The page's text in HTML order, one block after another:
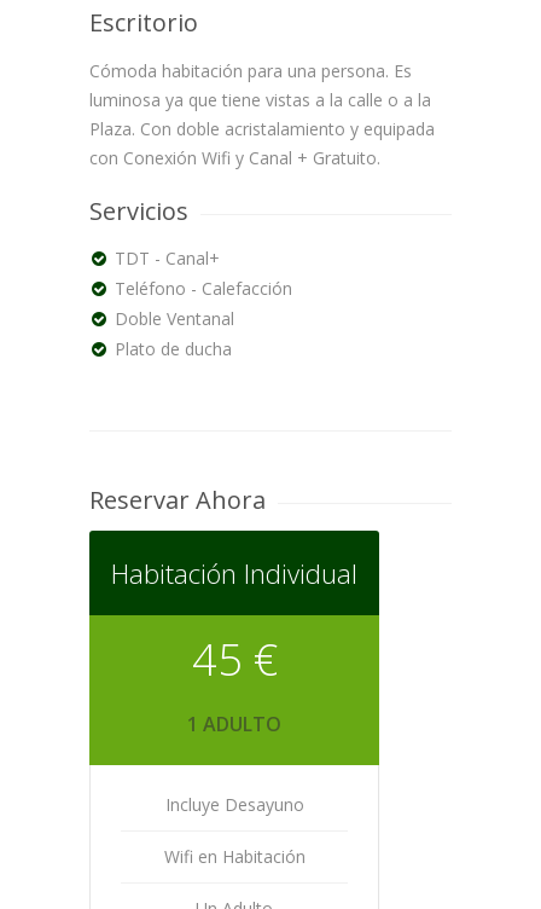
Escritorio
Cómoda habitación para una persona. Es
luminosa ya que tiene vistas a la calle o a la
Plaza. Con doble acristalamiento y equipada
con Conexión Wifi y Canal + Gratuito.
Servicios
TDT - Canal+
Teléfono - Calefacción
Doble Ventanal
Plato de ducha
Reservar Ahora
Habitación Individual
45 €
1 ADULTO
Incluye Desayuno
Wifi en Habitación